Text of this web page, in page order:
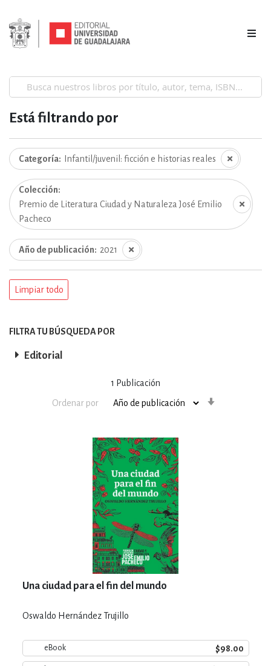
1 Publicación
Ordenar por
Una ciudad para el fin del mundo
Oswaldo Hernández Trujillo
eBook $98.00
Está filtrando por
Categoría Infantil/juvenil: ficción e historias reales
Colección
Premio de Literatura Ciudad y Naturaleza José Emilio
Pacheco
Año de publicación 2021
Limpiar todo
FILTRA TU BÚSQUEDA POR
Editorial